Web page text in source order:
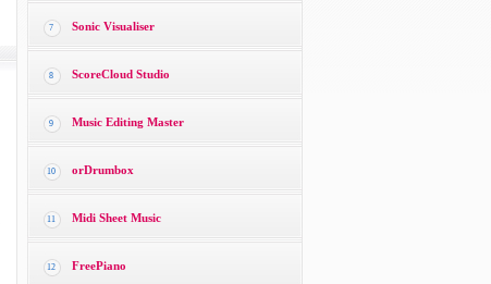
7 Sonic Visualiser
8 ScoreCloud Studio
9 Music Editing Master
10 orDrumbox
11 Midi Sheet Music
12 FreePiano